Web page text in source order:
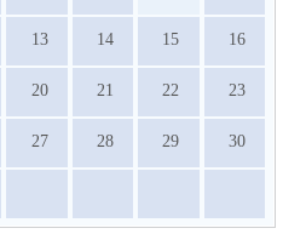
13 14 15 16
20 21 22 23
27 28 29 30